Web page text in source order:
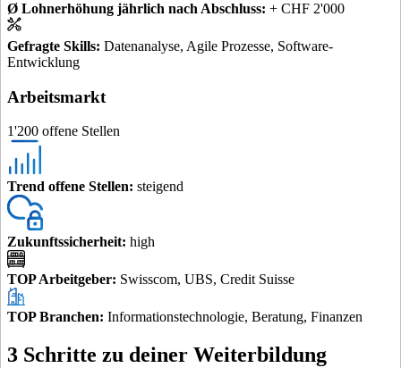
Ø Lohnerhöhung jährlich nach Abschluss: + CHF 2'000
Gefragte Skills: Datenanalyse, Agile Prozesse, Software-
Entwicklung
Arbeitsmarkt
1'200 offene Stellen
Trend offene Stellen: steigend
Zukunftssicherheit: high
TOP Arbeitgeber: Swisscom, UBS, Credit Suisse
TOP Branchen: Informationstechnologie, Beratung, Finanzen
3 Schritte zu deiner Weiterbildung